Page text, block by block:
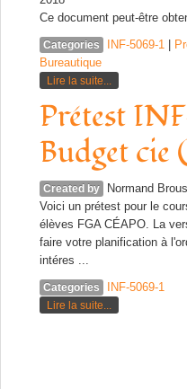
Ce document peut-être
Categories INF-5069-1
Bureautique
Lire la suite...
Prétest
Budget cie
Created by Normand
Voici un prétest pour le
élèves FGA CÉAPO. La
faire votre planification à
intéres ...
Categories INF-5069-1
Lire la suite...